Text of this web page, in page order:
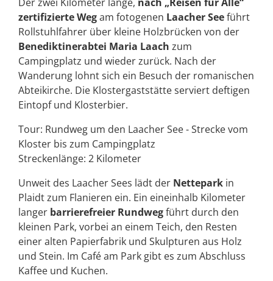
zertifizierte Wegam fotogenen Laacher Seeführt
Rollstuhlfahrer über kleine Holzbrücken von der
Benediktinerabtei Maria Laach zum
Campingplatz und wieder zurück. Nach der
Wanderung lohnt sich ein Besuch der romanischen
Abteikirche. Die Klostergaststätte serviert deftigen
Eintopf und Klosterbier.
Tour: Rundweg um den Laacher See - Strecke vom
Kloster bis zum Campingplatz
Streckenlänge: 2 Kilometer
Unweit des Laacher Sees lädt der Nettepark in
Plaidt zum Flanieren ein. Ein eineinhalb Kilometer
langer barrierefreier Rundwegführt durch den
kleinen Park, vorbei an einem Teich, den Resten
einer alten Papierfabrik und Skulpturen aus Holz
und Stein. Im Café am Park gibt es zum Abschluss
Kaffee und Kuchen.